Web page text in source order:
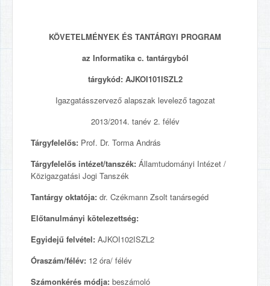
KÖVETELMÉNYEK ÉS TANTÁRGYI PROGRAM
az Informatika c. tantárgyból
tárgykód: AJKOI101ISZL2
Igazgatásszervező alapszak levelező tagozat
2013/2014. tanév 2. félév
Tárgyfelelős: Prof. Dr. Torma András
Tárgyfelelős intézet/tanszék: Államtudományi Intézet /
Közigazgatási Jogi Tanszék
Tantárgy oktatója: dr. Czékmann Zsolt tanársegéd
Előtanulmányi kötelezettség:
Egyidejű felvétel: AJKOI102ISZL2
Óraszám/félév: 12 óra/ félév
Számonkérés módja: beszámoló